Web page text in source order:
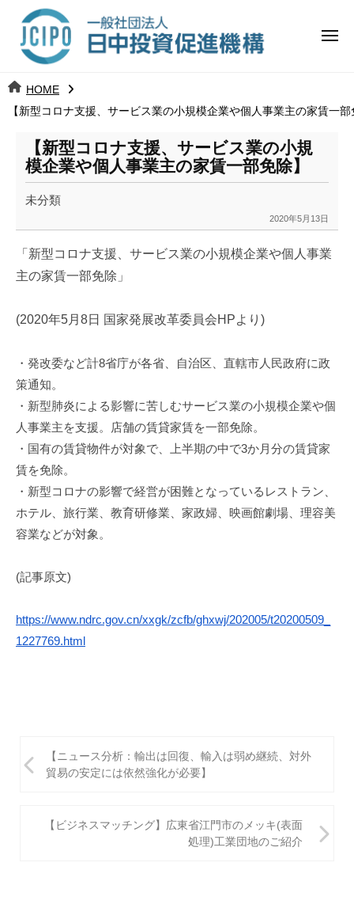
ツ 日
中
投
資
進
機
構
j
c
メ
HOME
【新型コロナ支援、サービス業の小規模企業や個人事業主の家賃一部
【新型コロナ支援、サービス業の小規
模企業や個人事業主の家賃一部免除】
未分類
2020年5月13日
k
a
a
「新型コロナ支援、 サービス業の小規模企業や個人事業
主の家賃一部免除」
(2020年5月8日 国家発展改革委員会HPより)
・発改委など計8省庁が各省、自治区、 直轄市人民政府に政
策通知。
・ 新型肺炎による影響に苦しむサービス業の小規模企業や個
人事業主を支援。店舗の賃貸家賃を一部免除。
・国有の賃貸物件が対象で、 上半期の中で3か月分の賃貸家
賃を免除。
・新型コロナの影響で経営が困難となっているレストラン、
ホテル、旅行業、教育研修業、家政婦、映画館劇場、 理容美
容業などが対象。
(記事原文)
https://www.ndrc.gov.cn/xxgk/zcfb/ghxwj/202005/t20200509_
1227769.html
稿
【ニュース分析：輸出は回復、輸入は弱め継続、対外
貿易の安定には依然強化が必要】
【ビジネスマッチング】広東省江門市のメッキ(表面
処理)工業団地のご紹介
日
中
資
進
機